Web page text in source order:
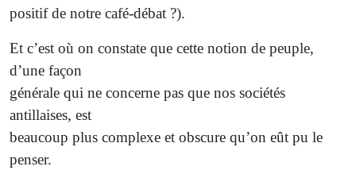
positif de notre café-débat ?).
Et c’est où on constate que cette notion de peuple,
d’une façon
générale qui ne concerne pas que nos sociétés
antillaises, est
beaucoup plus complexe et obscure qu’on eût pu le
penser.